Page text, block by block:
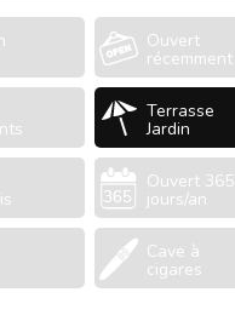
Ouvert
récemment
Terrasse
Jardin
Ouvert 365
jours/an
Cave à
cigares